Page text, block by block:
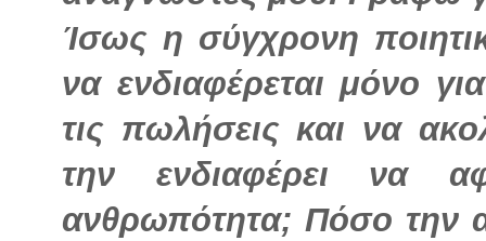
Ίσως η σύγχρονη
να ενδιαφέρεται μόνο
τις πωλήσεις και να
την ενδιαφέρει να
ανθρωπότητα; Πόσο την